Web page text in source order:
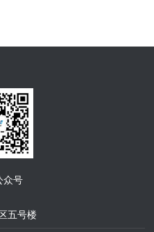
众号
五号楼